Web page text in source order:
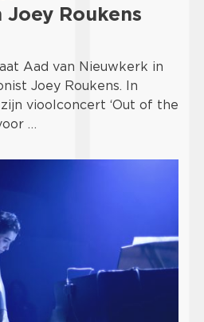
Joey Roukens
Aad van Nieuwkerk in
Joey Roukens. In
vioolconcert ‘Out of the
…